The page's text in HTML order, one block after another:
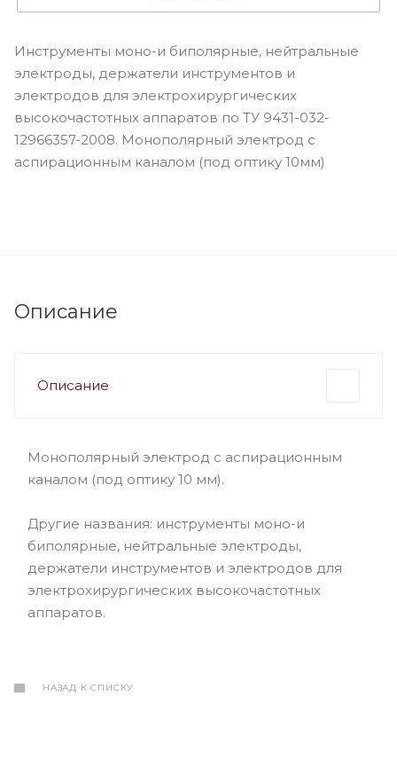
Инструменты моно-и биполярные, нейтральные
электроды, держатели инструментов и
электродов для электрохирургических
высокочастотных аппаратов по ТУ 9431-032-
12966357-2008. Монополярный электрод с
аспирационным каналом (под оптику 10мм)
Описание
Описание
Монополярный электрод с аспирационным
каналом (под оптику 10 мм).
Другие названия: инструменты моно-и
биполярные, нейтральные электроды,
держатели инструментов и электродов для
электрохирургических высокочастотных
аппаратов.
НАЗАД К СПИСКУ